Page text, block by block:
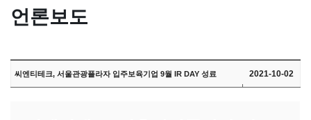
언론보도
씨엔티테크, 서울관광플라자 입주보육기업 9월 IR DAY 성료 2021-10-02